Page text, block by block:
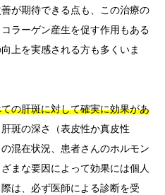
が期待できる点も、この治療の
ラーゲン産生を促す作用もある
上を実感される方も多くいま
の肝斑に対して確実に効果があ
肝斑の深さ（表皮性か真皮性
混在状況、患者さんのホルモン
まな要因によって効果には個人
は、必ず医師による診断を受